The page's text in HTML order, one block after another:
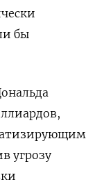
бы
угрозу